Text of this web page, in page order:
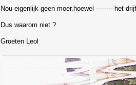
Nou eigenlijk geen moer.hoewel ---------het
Dus waarom niet ?
Groeten Leol